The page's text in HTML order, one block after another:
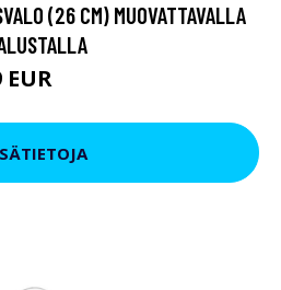
(26 CM) MUOVATTAVALLA
EUR